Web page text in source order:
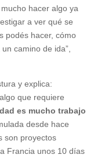
hacer algo ya
a ver qué se
podés hacer, cómo
camino de ida”,
y explica:
que requiere
es mucho trabajo
desde hace
son proyectos
Francia unos 10 días